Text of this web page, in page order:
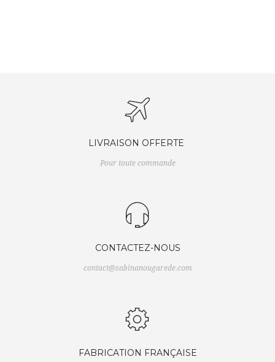
LIVRAISON OFFERTE
Pour toute commande
CONTACTEZ-NOUS
contact@sabinanougarede.com
FABRICATION FRANÇAISE